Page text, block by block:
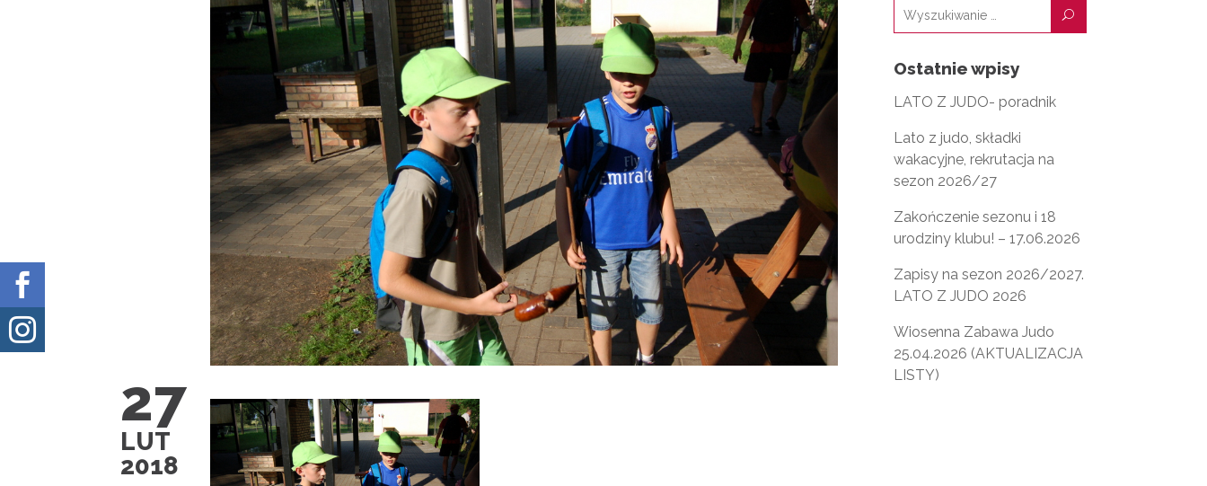


27
LUT
2018
U
Ostatnie wpisy
LATO Z JUDO- poradnik
Lato z judo, składki
wakacyjne, rekrutacja na
sezon 2026/27
Zakończenie sezonu i 18
urodziny klubu! – 17.06.2026
Zapisy na sezon 2026/2027.
LATO Z JUDO 2026
Wiosenna Zabawa Judo
25.04.2026 (AKTUALIZACJA
LISTY)